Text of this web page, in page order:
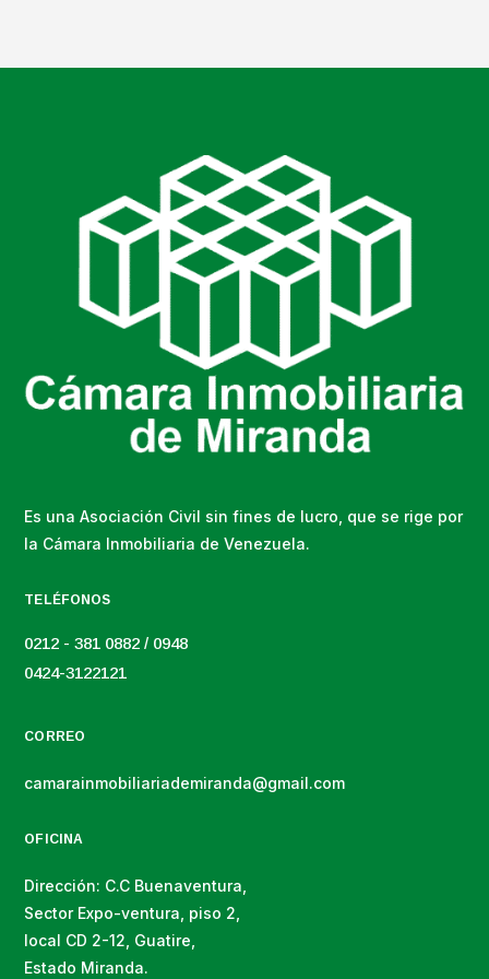
Es una Asociación Civil sin fines de lucro, que se rige por
la Cámara Inmobiliaria de Venezuela.
TELÉFONOS
0212 - 381 0882 / 0948
0424-3122121
CORREO
camarainmobiliariademiranda@gmail.com
OFICINA
Dirección: C.C Buenaventura,
Sector Expo-ventura, piso 2,
local CD 2-12, Guatire,
Estado Miranda.